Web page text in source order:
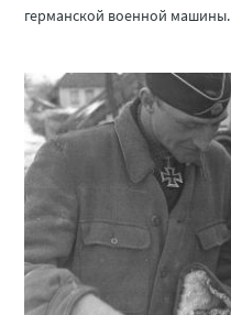
германской военной машины.